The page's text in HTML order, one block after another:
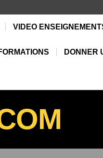
VIDEO
DONNER